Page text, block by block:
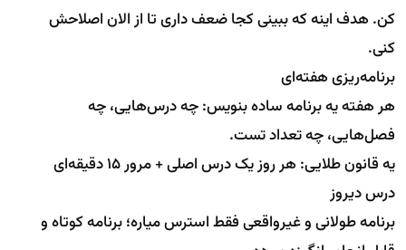
کن. هدف اینه که ببینی کجا ضعف داری تا از الان اصلاحش
کنی.
برنامه‌ریزی هفته‌ای
هر هفته یه برنامه ساده بنویس: چه درس‌هایی، چه
فصل‌هایی، چه تعداد تست.
یه قانون طلایی: هر روز یک درس اصلی + مرور ۱۵ دقیقه‌ای
درس دیروز
برنامه طولانی و غیرواقعی فقط استرس میاره؛ برنامه کوتاه و